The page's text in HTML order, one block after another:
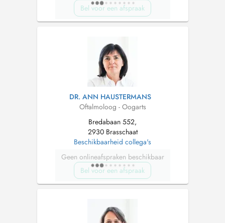
Bel voor een afspraak
DR. ANN HAUSTERMANS
Oftalmoloog - Oogarts
Bredabaan 552,
2930 Brasschaat
Beschikbaarheid collega's
Geen onlineafspraken beschikbaar
Bel voor een afspraak